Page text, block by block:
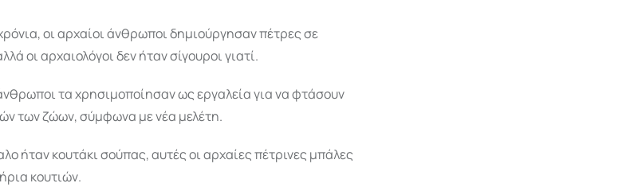
οι αρχαίοι άνθρωποι δημιούργησαν πέτρες σε
οι αρχαιολόγοι δεν ήταν σίγουροι γιατί.
τα χρησιμοποίησαν ως εργαλεία για να φτάσουν
των ζώων, σύμφωνα με νέα μελέτη.
ήταν κουτάκι σούπας, αυτές οι αρχαίες πέτρινες μπάλες
κουτιών.